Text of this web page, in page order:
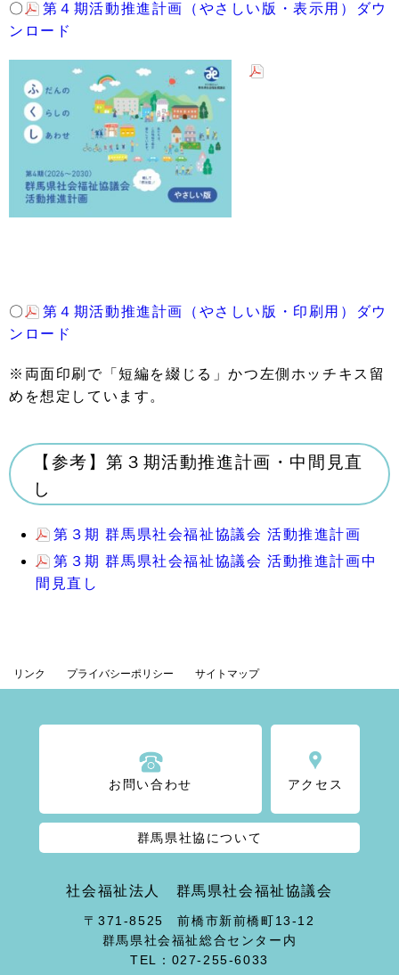
〇
第４期活動推進計画（やさしい版・表示用）ダウ
ンロード
〇
第４期活動推進計画（やさしい版・印刷用）ダウ
ンロード
※両面印刷で「短編を綴じる」かつ左側ホッチキス留
めを想定しています。
【参考】第３期活動推進計画・中間見直
し
第３期 群馬県社会福祉協議会 活動推進計画
第３期 群馬県社会福祉協議会 活動推進計画中
間見直し
リンク プライバシーポリシー サイトマップ
お問い合わせ アクセス
群馬県社協について
社会福祉法人 群馬県社会福祉協議会
〒371-8525 前橋市新前橋町13-12
群馬県社会福祉総合センター内
TEL：027-255-6033